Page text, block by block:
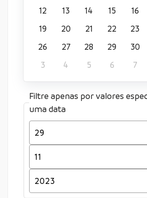
12
13 14 15 16
19
20 21 22 23
26
27 28 29 30
3
4 5 6 7
Filtre apenas por valores
uma data